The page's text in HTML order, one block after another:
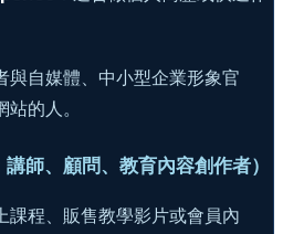
與自媒體、中小型企業形象官
的人。
師、顧問、教育內容創作者）
課程、販售教學影片或會員內